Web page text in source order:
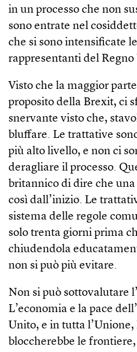
in un processo che non
sono entrate nel
che si sono intensificate
rappresentanti del
Visto che la maggior
proposito della Brexit, ci
snervante visto che,
bluffare. Le trattative
più alto livello, e non ci
deragliare il processo.
britannico di dire che una
così dall’inizio. Le
sistema delle regole
solo trenta giorni prima
chiudendola
non si può più evitare.
Non si può sottovalutare
L’economia e la pace
Unito, e in tutta
bloccherebbe le